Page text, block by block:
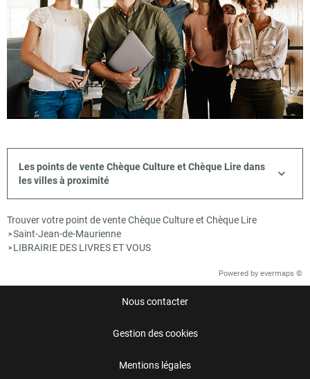
Les points de vente Chèque Culture et Chèque Lire dans
les villes à proximité
Trouver votre point de vente Chèque Culture et Chèque Lire
>Saint-Jean-de-Maurienne
> LIBRAIRIE DES LIVRES ET VOUS
Powered by evermaps ©
Nous contacter
Gestion des cookies
Mentions légales